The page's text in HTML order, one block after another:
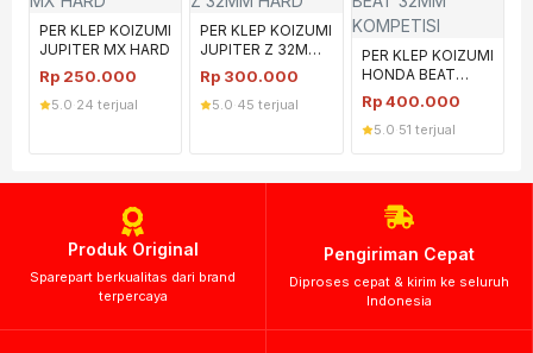
PER KLEP KOIZUMI
JUPITER MX HARD
Rp 250.000
5.0 24 terjual
PER KLEP KOIZUMI
JUPITER Z 32MM
HARD
Rp 300.000
5.0 45 terjual
PER KLEP KOIZUMI
HONDA BEAT
32MM KOMPETISI
Rp400.000
5.0 51 terjual
Produk Original
Sparepart berkualitas dari brand
terpercaya
Pengiriman Cepat
Diproses cepat & kirim ke seluruh
Indonesia